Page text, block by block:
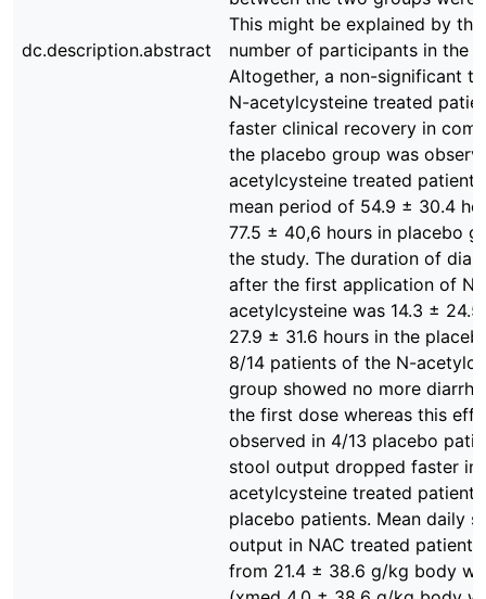
dc.description.abstract
This might be explained by
number of participants in the
Altogether, a non-significant
N-acetylcysteine treated
faster clinical recovery in
the placebo group was
acetylcysteine treated
mean period of 54.9 ± 30.4
77.5 ± 40,6 hours in placebo
the study. The duration of
after the first application of N-
acetylcysteine was 14.3 ± 24.5
27.9 ± 31.6 hours in the
8/14 patients of the N-
group showed no more
the first dose whereas this
observed in 4/13 placebo
stool output dropped faster in
acetylcysteine treated
placebo patients. Mean daily
output in NAC treated
from 21.4 ± 38.6 g/kg body